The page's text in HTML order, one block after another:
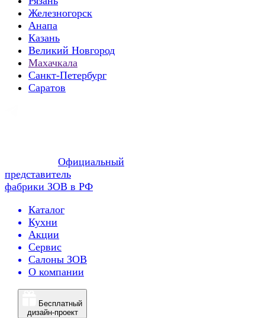
Железногорск
Анапа
Казань
Великий Новгород
Махачкала
Санкт-Петербург
Саратов
Официальный
представитель
фабрики ЗОВ в РФ
Каталог
Кухни
Акции
Сервис
Салоны ЗОВ
О компании
Бесплатный
дизайн-проект